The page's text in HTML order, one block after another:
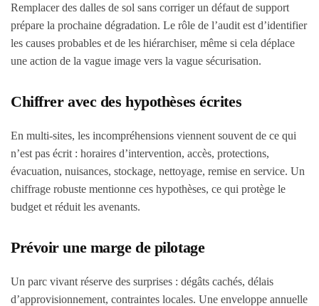
Remplacer des dalles de sol sans corriger un défaut de support
prépare la prochaine dégradation. Le rôle de l’audit est d’identifier
les causes probables et de les hiérarchiser, même si cela déplace
une action de la vague image vers la vague sécurisation.
Chiffrer avec des hypothèses écrites
En multi-sites, les incompréhensions viennent souvent de ce qui
n’est pas écrit : horaires d’intervention, accès, protections,
évacuation, nuisances, stockage, nettoyage, remise en service. Un
chiffrage robuste mentionne ces hypothèses, ce qui protège le
budget et réduit les avenants.
Prévoir une marge de pilotage
Un parc vivant réserve des surprises : dégâts cachés, délais
d’approvisionnement, contraintes locales. Une enveloppe annuelle